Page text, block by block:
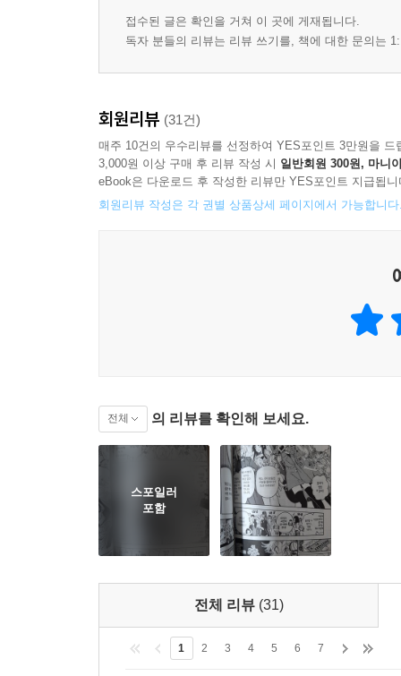
접수된 글은 확인을 거쳐 이 곳에 게재됩니다.
독자 분들의 리뷰는 리뷰 쓰기를, 책에 대한 문의는
회원리뷰 (31건)
매주 10건의 우수리뷰를 선정하여 YES포인트 3만원을 드
3,000원 이상 구매 후 리뷰 작성 시 일반회원 300원, 마니
eBook은 다운로드 후 작성한 리뷰만 YES포인트 지급됩니
회원리뷰 작성은 각 권별 상품상세 페이지에서 가능합니
전체 의 리뷰를 확인해 보세요.
스포일러
포함
전체 리뷰 (31)
1 2 3 4 5 6 7